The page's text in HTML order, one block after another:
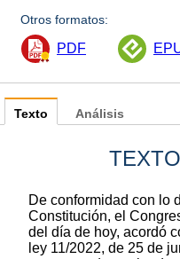
Otros formatos:
PDF
Texto
De conformidad con lo
Constitución, el
del día de hoy, acordó
ley 11/2022, de 25 de
Análisis